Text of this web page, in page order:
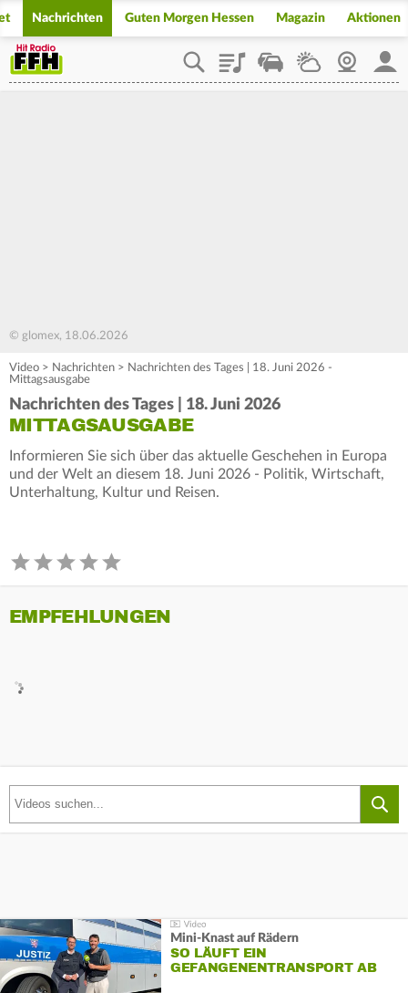
Nachrichten Guten Morgen Hessen Magazin Aktionen
PlaylistStaupilotWetterWebcam
© glomex, 18.06.2026
Video > Nachrichten > Nachrichten des Tages | 18. Juni 2026 -
Mittagsausgabe
Nachrichten des Tages | 18. Juni 2026
MITTAGSAUSGABE
Informieren Sie sich über das aktuelle Geschehen in Europa
und der Welt an diesem 18. Juni 2026 - Politik, Wirtschaft,
Unterhaltung, Kultur und Reisen.
EMPFEHLUNGEN
Mini-Knast auf Rädern
SO LÄUFT EIN
GEFANGENENTRANSPORT AB